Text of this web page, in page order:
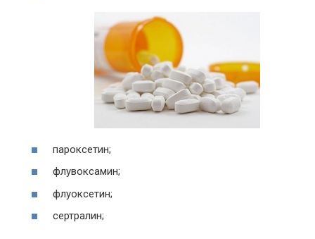
пароксетин;
флувоксамин;
флуоксетин;
сертралин;